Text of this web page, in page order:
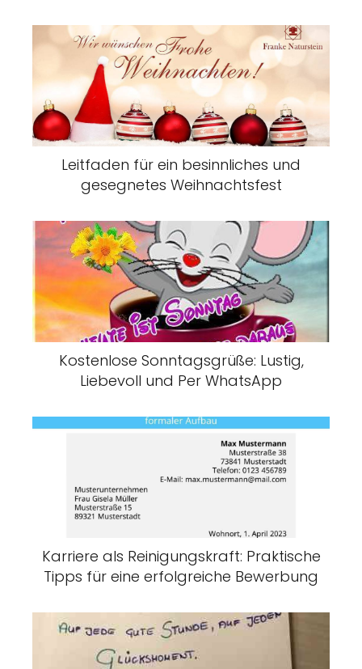
Leitfaden für ein besinnliches und
gesegnetes Weihnachtsfest
Kostenlose Sonntagsgrüße: Lustig,
Liebevoll und Per WhatsApp
Karriere als Reinigungskraft: Praktische
Tipps für eine erfolgreiche Bewerbung